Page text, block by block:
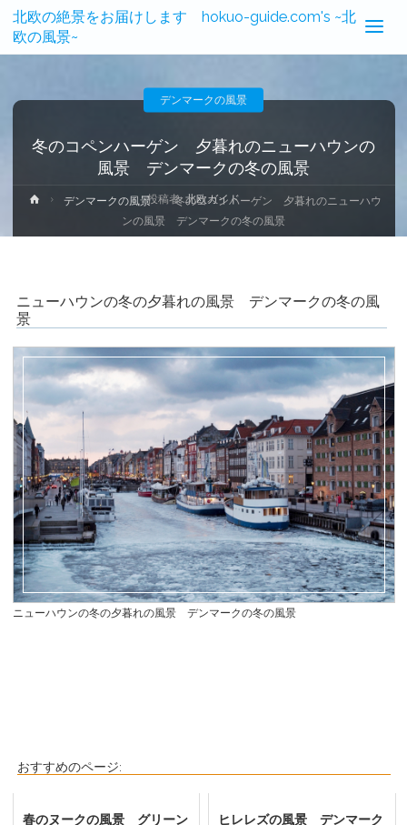
北欧の絶景をお届けします hokuo-guide.com's ~北
欧の風景~
冬のコペンハーゲン 夕暮れのニューハウンの
風景 デンマークの冬の風景
投稿者: 北欧ガイド
デンマークの風景
ホ
ム
デンマークの風景
冬のコペンハーゲン 夕暮れのニューハウ
ンの風景 デンマークの冬の風景
ニューハウンの冬の夕暮れの風景 デンマークの冬の風
景
ニューハウンの冬の夕暮れの風景 デンマークの冬の風景
おすすめのページ:
春のヌークの風景 グリーン
ヒレレズの風景 デンマーク